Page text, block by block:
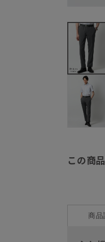
この商
商品